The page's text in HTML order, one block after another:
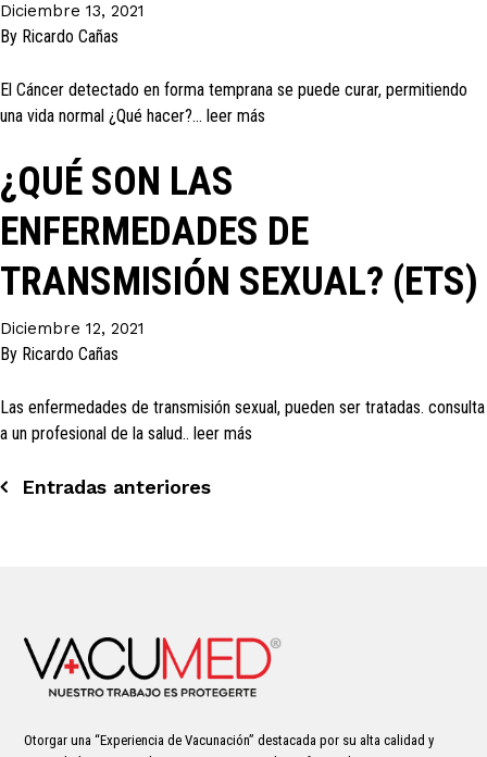
Diciembre 13, 2021
By Ricardo Cañas
El Cáncer detectado en forma temprana se puede curar, permitiendo
una vida normal ¿Qué hacer?… leer más
¿QUÉ SON LAS
ENFERMEDADES DE
TRANSMISIÓN SEXUAL? (ETS)
Diciembre 12, 2021
By Ricardo Cañas
Las enfermedades de transmisión sexual, pueden ser tratadas. consulta
a un profesional de la salud.. leer más
Navegación
Entradas anteriores
Otorgar una “Experiencia de Vacunación” destacada por su alta calidad y